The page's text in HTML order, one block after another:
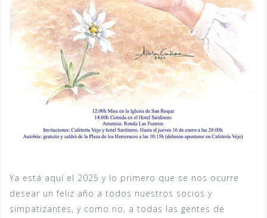
Ya está aquí el 2025 y lo primero que se nos ocurre
desear un feliz año a todos nuestros socios y
simpatizantes, y como no, a todas las gentes de